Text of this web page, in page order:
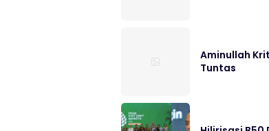
Aminullah
Tuntas